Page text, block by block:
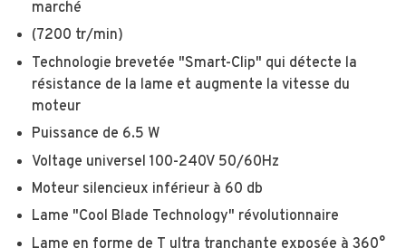
marché
(7200 tr/min)
Technologie brevetée "Smart-Clip" qui détecte la
résistance de la lame et augmente la vitesse du
moteur
Puissance de 6.5 W
Voltage universel 100-240V 50/60Hz
Moteur silencieux inférieur à 60 db
Lame "Cool Blade Technology" révolutionnaire
Lame en forme de T ultra tranchante exposée à 360°